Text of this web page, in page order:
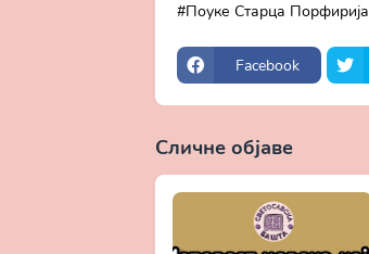
Поуке Старца Порфирија
Facebook
Сличне објаве